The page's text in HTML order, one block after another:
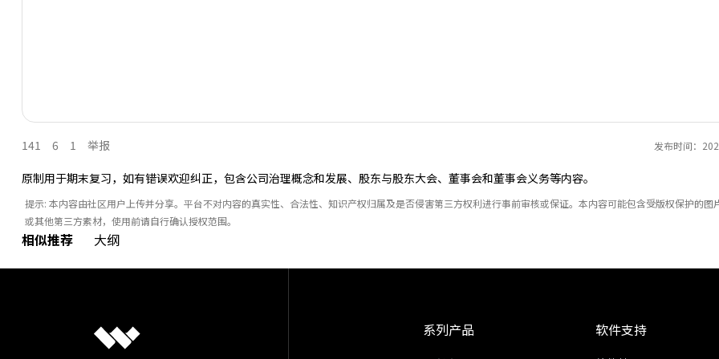
141 6 1 举报 发布时间：
原制用于期末复习，如有错误欢迎纠正，包含公司治理概念和发展、股东与股东大会、董事会和董事会义务等内容。
提示: 本内容由社区用户上传并分享。平台不对内容的真实性、合法性、知识产权归属及是否侵害第三方权利进行事前审核或保证。本内容可能包含受版权保护的图
或其他第三方素材，使用前请自行确认授权范围。
相似推荐 大纲
系列产品 软件支持